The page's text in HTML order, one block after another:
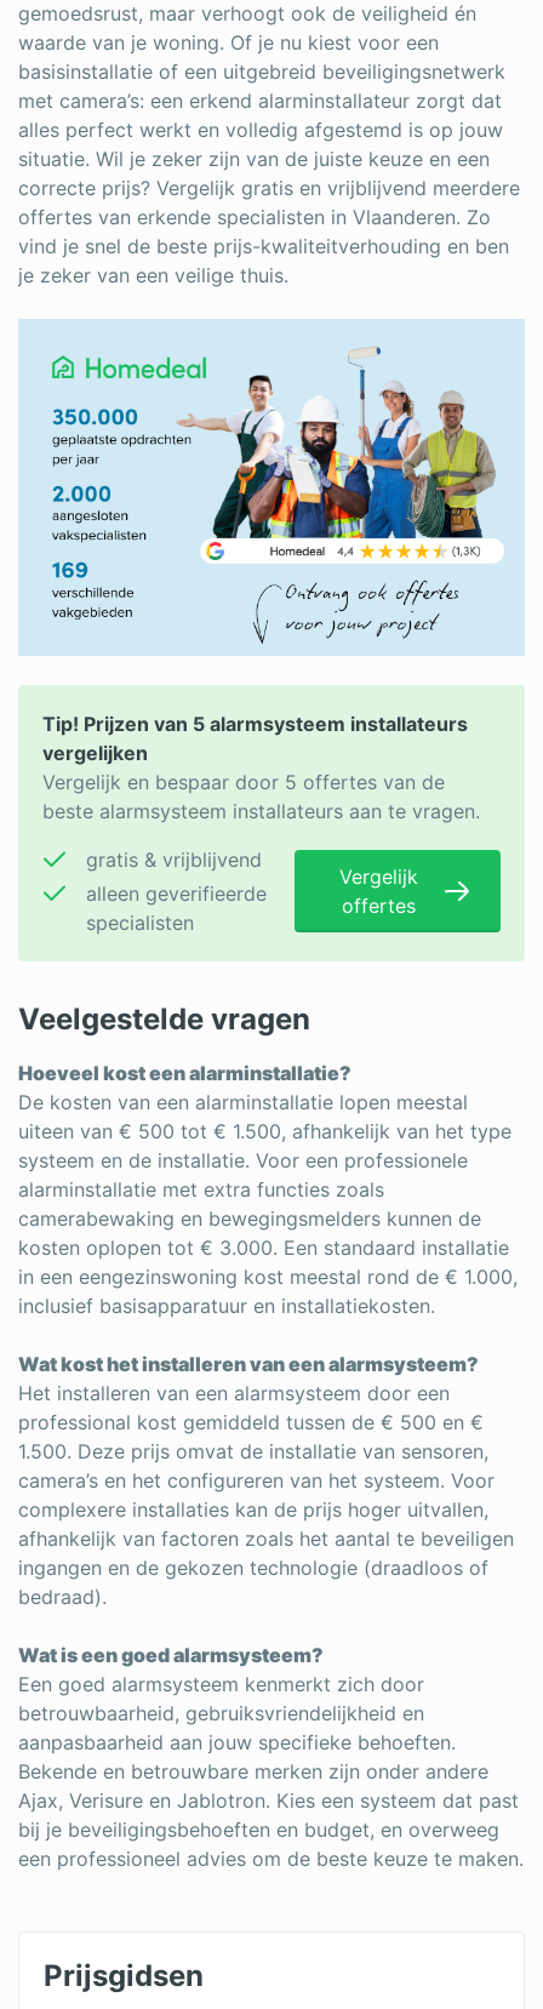
gemoedsrust, maar verhoogt ook de veiligheid én
waarde van je woning. Of je nu kiest voor een
basisinstallatie of een uitgebreid beveiligingsnetwerk
met camera’s: een erkend alarminstallateur zorgt dat
alles perfect werkt en volledig afgestemd is op jouw
situatie. Wil je zeker zijn van de juiste keuze en een
correcte prijs? Vergelijk gratis en vrijblijvend meerdere
offertes van erkende specialisten in Vlaanderen. Zo
vind je snel de beste prijs-kwaliteitverhouding en ben
je zeker van een veilige thuis.
Tip! Prijzen van 5 alarmsysteem installateurs
vergelijken
Vergelijk en bespaar door 5 offertes van de
beste alarmsysteem installateurs aan te vragen.
gratis & vrijblijvend
alleen geverifieerde
specialisten
Vergelijk
offertes
Veelgestelde vragen
Hoeveel kost een alarminstallatie?
De kosten van een alarminstallatie lopen meestal
uiteen van € 500 tot € 1.500, afhankelijk van het type
systeem en de installatie. Voor een professionele
alarminstallatie met extra functies zoals
camerabewaking en bewegingsmelders kunnen de
kosten oplopen tot € 3.000. Een standaard installatie
in een eengezinswoning kost meestal rond de € 1.000,
inclusief basisapparatuur en installatiekosten.
Wat kost het installeren van een alarmsysteem?
Het installeren van een alarmsysteem door een
professional kost gemiddeld tussen de € 500 en €
1.500. Deze prijs omvat de installatie van sensoren,
camera’s en het configureren van het systeem. Voor
complexere installaties kan de prijs hoger uitvallen,
afhankelijk van factoren zoals het aantal te beveiligen
ingangen en de gekozen technologie (draadloos of
bedraad).
Wat is een goed alarmsysteem?
Een goed alarmsysteem kenmerkt zich door
betrouwbaarheid, gebruiksvriendelijkheid en
aanpasbaarheid aan jouw specifieke behoeften.
Bekende en betrouwbare merken zijn onder andere
Ajax, Verisure en Jablotron. Kies een systeem dat past
bij je beveiligingsbehoeften en budget, en overweeg
een professioneel advies om de beste keuze te maken.
Prijsgidsen